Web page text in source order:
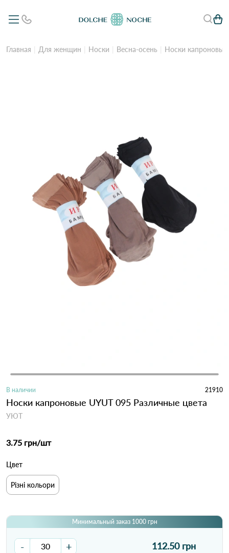
Главная Для женщин Носки Весна-осень Носки
В наличии 21910
Носки капроновые UYUT 095 Различные цвета
УЮТ
3.75 грн/шт
Цвет
Різні кольори
Минимальный заказ 1000 грн
- + 112.50 грн